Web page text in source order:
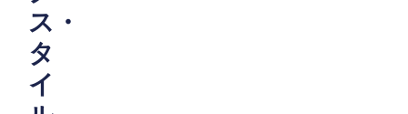
ス・
タ
イ